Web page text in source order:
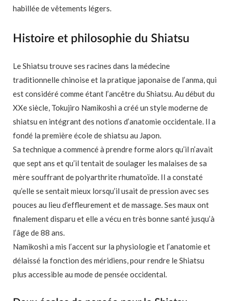
habillée de vêtements légers.
Histoire et philosophie du Shiatsu
Le Shiatsu trouve ses racines dans la médecine
traditionnelle chinoise et la pratique japonaise de l’anma, qui
est considéré comme étant l’ancêtre du Shiatsu. Au début du
XXe siècle, Tokujiro Namikoshi a créé un style moderne de
shiatsu en intégrant des notions d’anatomie occidentale. Il a
fondé la première école de shiatsu au Japon.
Sa technique a commencé à prendre forme alors qu’il n’avait
que sept ans et qu’il tentait de soulager les malaises de sa
mère souffrant de polyarthrite rhumatoïde. Il a constaté
qu’elle se sentait mieux lorsqu’il usait de pression avec ses
pouces au lieu d’effleurement et de massage. Ses maux ont
finalement disparu et elle a vécu en très bonne santé jusqu’à
l’âge de 88 ans.
Namikoshi a mis l’accent sur la physiologie et l’anatomie et
délaissé la fonction des méridiens, pour rendre le Shiatsu
plus accessible au mode de pensée occidental.